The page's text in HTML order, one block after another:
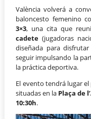
València volverá a
baloncesto femenino
3×3, una cita que
cadete (jugadoras
diseñada para
seguir impulsando la
la práctica deportiva.
El evento tendrá lugar
situadas en la Plaça de
10:30h.